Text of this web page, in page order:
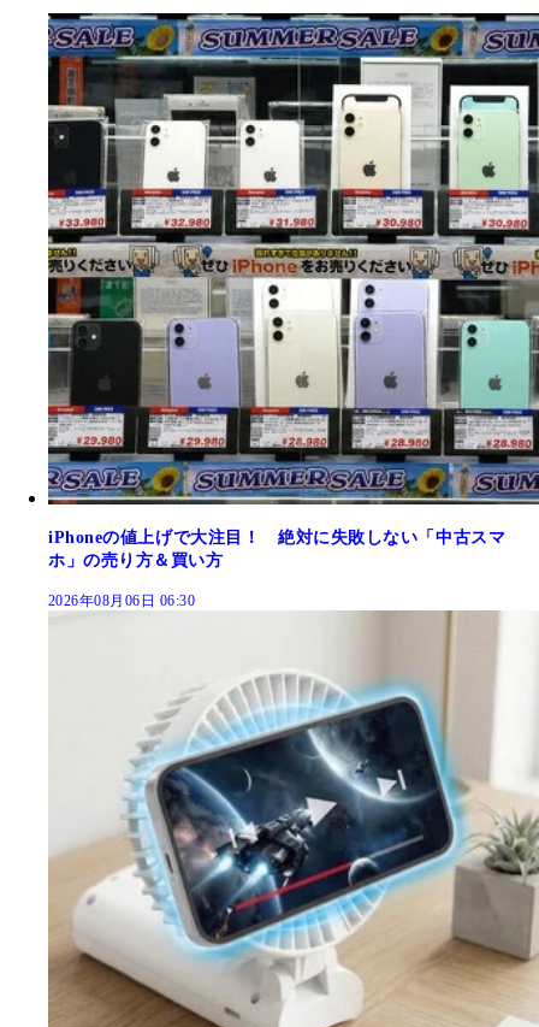
iPhoneの値上げで大注目！ 絶対に失敗しない「中古スマ
ホ」の売り方＆買い方
2026年08月06日 06:30